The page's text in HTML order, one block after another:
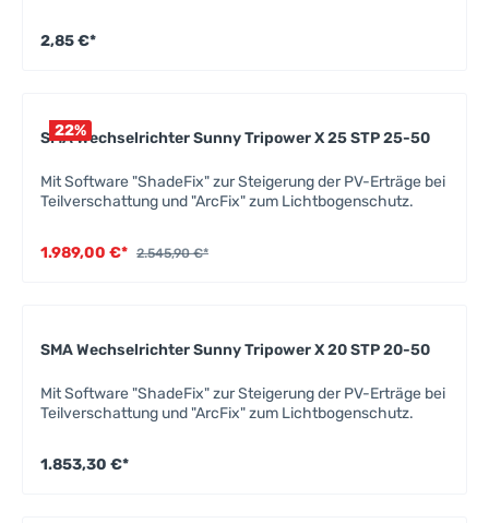
2,85 €*
22%
SMA Wechselrichter Sunny Tripower X 25 STP 25-50
Mit Software "ShadeFix" zur Steigerung der PV-Erträge bei
Teilverschattung und "ArcFix" zum Lichtbogenschutz.
1.989,00 €* 2.545,90 €*
SMA Wechselrichter Sunny Tripower X 20 STP 20-50
Mit Software "ShadeFix" zur Steigerung der PV-Erträge bei
Teilverschattung und "ArcFix" zum Lichtbogenschutz.
1.853,30 €*